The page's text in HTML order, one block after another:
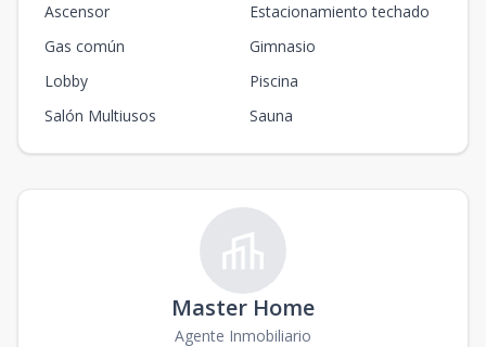
Ascensor
Estacionamiento techado
Gas común
Gimnasio
Lobby
Piscina
Salón Multiusos
Sauna
Master Home
Agente Inmobiliario